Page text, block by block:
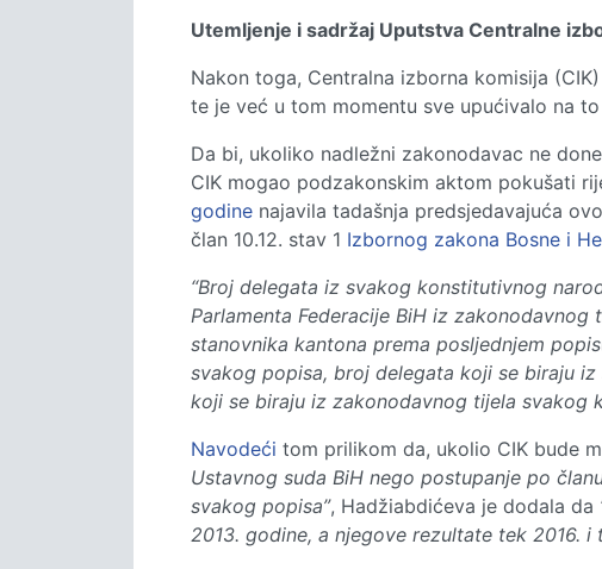
Utemljenje i sadržaj Uputstva Centralne
Nakon toga, Centralna izborna komisija
te je već u tom momentu sve upućivalo na
Da bi, ukoliko nadležni zakonodavac ne
CIK mogao podzakonskim aktom pokušati
godine najavila tadašnja predsjedavajuća
član 10.12. stav 1 Izbornog zakona Bosne i
“Broj delegata iz svakog konstitutivnog
Parlamenta Federacije BiH iz
stanovnika kantona prema posljednjem
svakog popisa, broj delegata koji se biraju
koji se biraju iz zakonodavnog tijela svakog
Navodeći tom prilikom da, ukolio CIK bude
Ustavnog suda BiH nego postupanje po
svakog popisa”, Hadžiabdićeva je dodala da
2013. godine, a njegove rezultate tek 2016.